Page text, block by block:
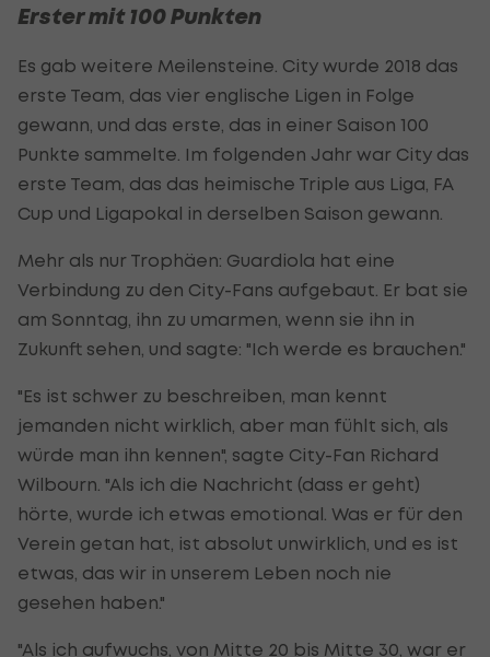
Erster mit 100 Punkten
Es gab weitere Meilensteine. City wurde 2018 das
erste Team, das vier englische Ligen in Folge
gewann, und das erste, das in einer Saison 100
Punkte sammelte. Im folgenden Jahr war City das
erste Team, das das heimische Triple aus Liga, FA
Cup und Ligapokal in derselben Saison gewann.
Mehr als nur Trophäen: Guardiola hat eine
Verbindung zu den City-Fans aufgebaut. Er bat sie
am Sonntag, ihn zu umarmen, wenn sie ihn in
Zukunft sehen, und sagte: "Ich werde es brauchen."
"Es ist schwer zu beschreiben, man kennt
jemanden nicht wirklich, aber man fühlt sich, als
würde man ihn kennen", sagte City-Fan Richard
Wilbourn. "Als ich die Nachricht (dass er geht)
hörte, wurde ich etwas emotional. Was er für den
Verein getan hat, ist absolut unwirklich, und es ist
etwas, das wir in unserem Leben noch nie
gesehen haben."
"Als ich aufwuchs, von Mitte 20 bis Mitte 30, war er